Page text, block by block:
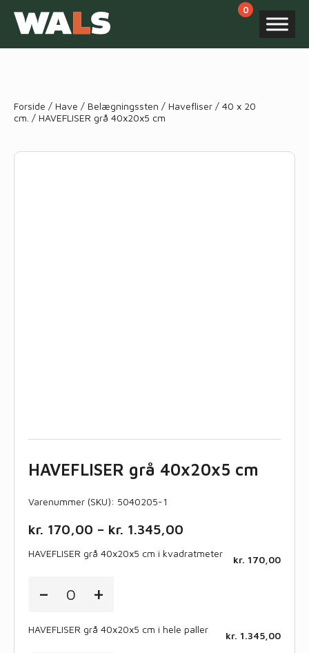
Forside / Have / Belægningssten / Havefliser / 40 x 20
cm. / HAVEFLISER grå 40x20x5 cm
HAVEFLISER grå 40x20x5 cm
Varenummer (SKU): 5040205-1
kr. 170,00 – kr. 1.345,00
kr. 170,00
-
grå
i
+
HAVEFLISER grå 40x20x5 cm i kvadratmeter
kr. 170,00
HAVEFLISER grå 40x20x5 cm i hele paller
kr. 1.345,00